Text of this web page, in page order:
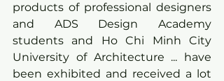
products of professional designers
and ADS Design Academy
students and Ho Chi Minh City
University of Architecture ... have
been exhibited and received a lot